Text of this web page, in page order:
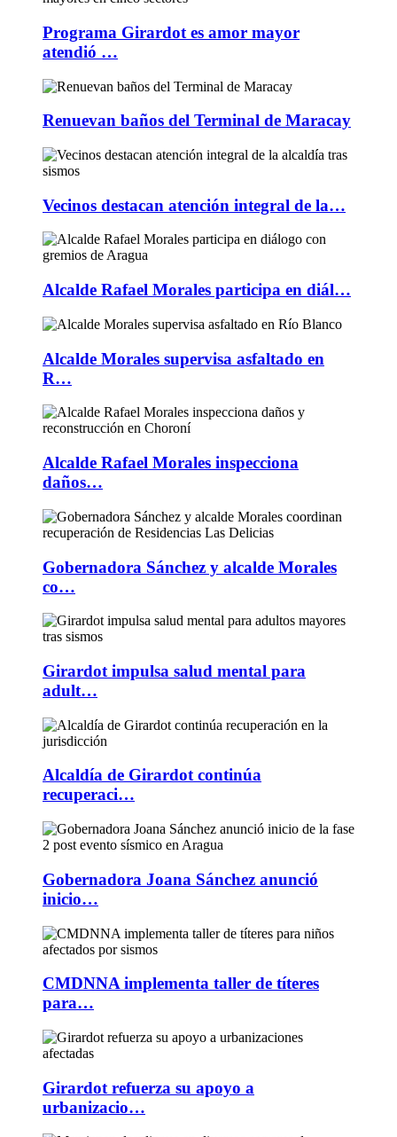
Programa Girardot es amor mayor
atendió …
Renuevan baños del Terminal de Maracay
Vecinos destacan atención integral de la…
Alcalde Rafael Morales participa en diál…
Alcalde Morales supervisa asfaltado en
R…
Alcalde Rafael Morales inspecciona
daños…
Gobernadora Sánchez y alcalde Morales
co…
Girardot impulsa salud mental para
adult…
Alcaldía de Girardot continúa
recuperaci…
Gobernadora Joana Sánchez anunció
inicio…
CMDNNA implementa taller de títeres
para…
Girardot refuerza su apoyo a
urbanizacio…